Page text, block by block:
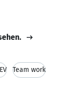
Team work